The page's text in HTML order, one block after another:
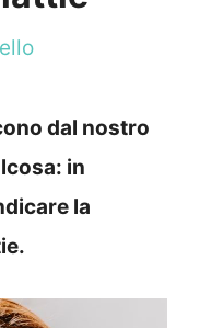
dal nostro
in
la